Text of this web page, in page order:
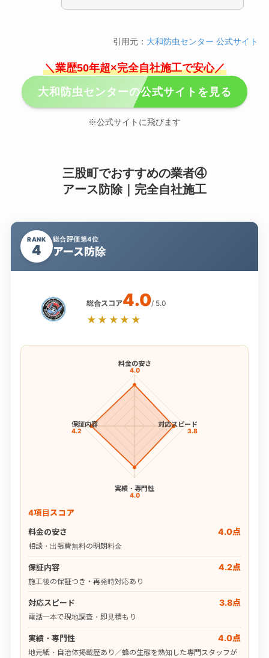
引用元： 大和防虫センター 公式サイト
＼業歴50年超×完全自社施工で安心／
大和防虫センターの公式サイトを見る
※公式サイトに飛びます
三股町でおすすめの業者④
アース防除｜完全自社施工
RANK
4
総合評価第4位
アース防除
総合スコア4.0/ 5.0
★★★★★
料金の安さ
4.0
対応スピード
3.8
実績・専門性
4.0
保証内容
4.2
4項目スコア
料金の安さ
4.0点
相談・出張費無料の明朗料金
保証内容 4.2点
施工後の保証つき・再発時対応あり
対応スピード 3.8点
電話一本で現地調査・即見積もり
実績・専門性 4.0点
地元紙・自治体掲載歴あり／蜂の生態を熟知した専門スタッフが